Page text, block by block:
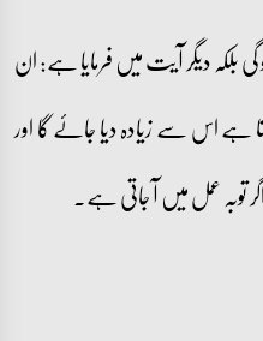
بلکہ دیگر آیت میں فرمایا ہے: ان
ہے اس سے زیادہ دیا جائے گا اور
توبہ عمل میں آ جاتی ہے۔